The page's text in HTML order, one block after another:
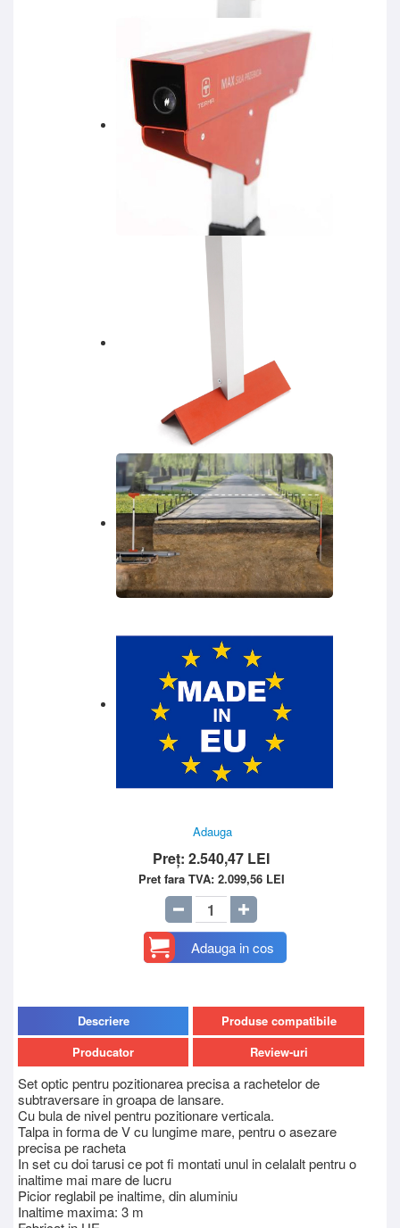
Adauga
Preț:2.540,47 LEI
Pret fara TVA: 2.099,56 LEI
Adauga in cos
Descriere
Set optic pentru pozitionarea precisa a rachetelor de
subtraversare in groapa de lansare.
Cu bula de nivel pentru pozitionare verticala.
Talpa in forma de V cu lungime mare, pentru o asezare
precisa pe racheta
In set cu doi tarusi ce pot fi montati unul in celalalt pentru o
inaltime mai mare de lucru
Picior reglabil pe inaltime, din aluminiu
Inaltime maxima: 3 m
Produse compatibile
Producator
Review-uri